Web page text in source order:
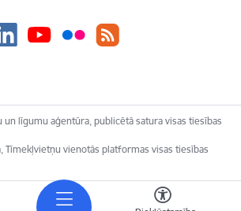
un līgumu aģentūra, publicētā satura visas tiesības
Tīmekļvietņu vienotās platformas visas tiesības